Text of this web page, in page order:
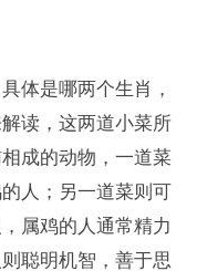
体是哪两个生肖，
读，这两道小菜所
成的动物，一道菜
人；另一道菜则可
属鸡的人通常精力
聪明机智，善于思